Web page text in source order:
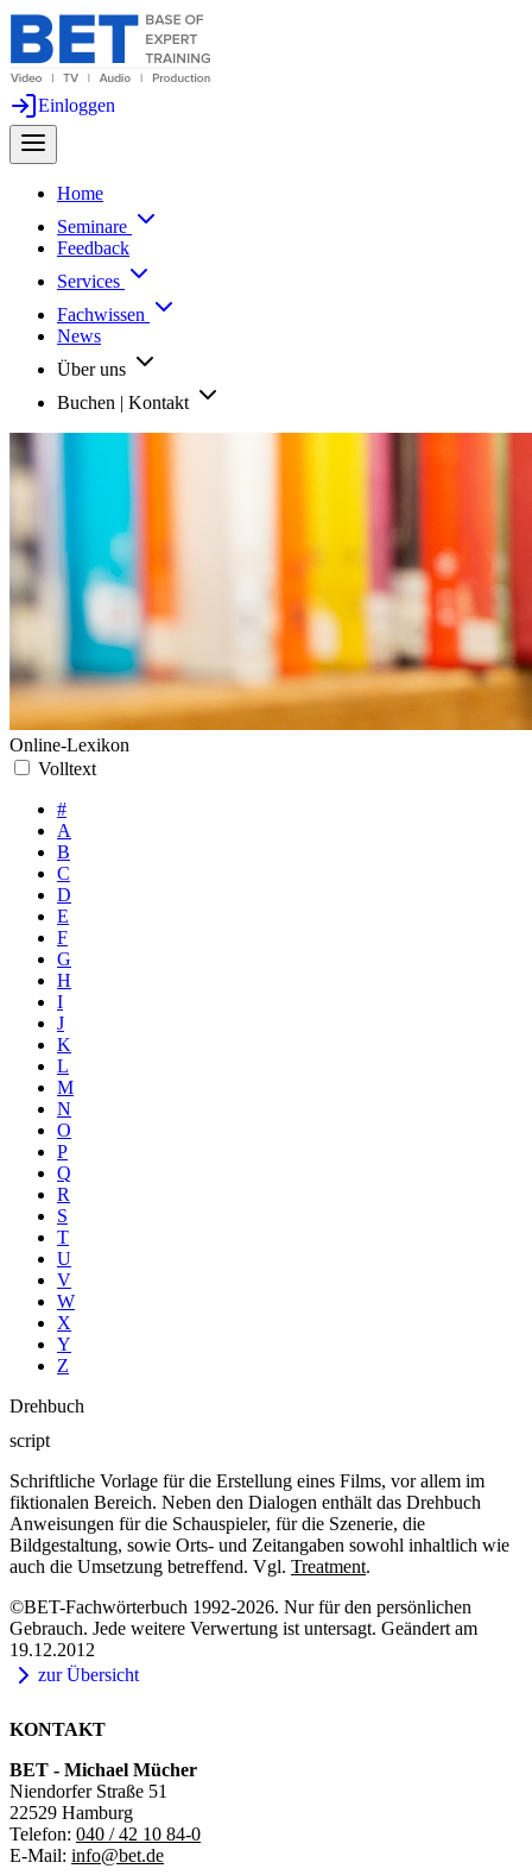
Einloggen
Home
Seminare
Feedback
Services
Fachwissen
News
Über uns
Buchen | Kontakt
Online-Lexikon
Volltext
#
A
B
C
D
E
F
G
H
I
J
K
L
M
N
O
P
Q
R
S
T
U
V
W
X
Y
Z
Drehbuch
script
Schriftliche Vorlage für die Erstellung eines Films, vor allem im
fiktionalen Bereich. Neben den Dialogen enthält das Drehbuch
Anweisungen für die Schauspieler, für die Szenerie, die
Bildgestaltung, sowie Orts- und Zeitangaben sowohl inhaltlich wie
auch die Umsetzung betreffend. Vgl. Treatment.
©BET-Fachwörterbuch 1992-2026. Nur für den persönlichen
Gebrauch. Jede weitere Verwertung ist untersagt. Geändert am
19.12.2012
zur Übersicht
KONTAKT
BET - Michael Mücher
Niendorfer Straße 51
22529 Hamburg
Telefon: 040 / 42 10 84-0
E-Mail: info@bet.de